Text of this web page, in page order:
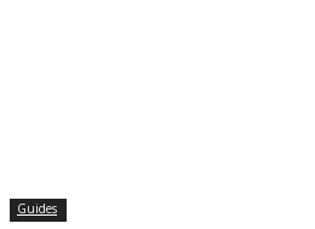
Guides